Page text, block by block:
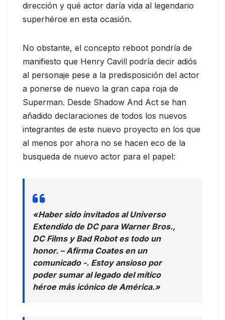
dirección y qué actor daría vida al legendario
superhéroe en esta ocasión.
No obstante, el concepto reboot pondría de
manifiesto que Henry Cavill podría decir adiós
al personaje pese a la predisposición del actor
a ponerse de nuevo la gran capa roja de
Superman. Desde Shadow And Act se han
añadido declaraciones de todos los nuevos
integrantes de este nuevo proyecto en los que
al menos por ahora no se hacen eco de la
busqueda de nuevo actor para el papel:
«Haber sido invitados al Universo
Extendido de DC para Warner Bros.,
DC Films y Bad Robot es todo un
honor. – Afirma Coates en un
comunicado -. Estoy ansioso por
poder sumar al legado del mítico
héroe más icónico de América.»